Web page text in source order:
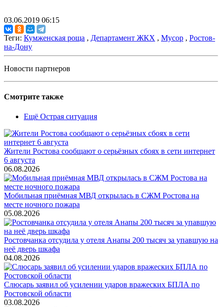
03.06.2019 06:15
Теги: Кумженская роща , Департамент ЖКХ , Мусор , Ростов-
на-Дону
Новости партнеров
Смотрите также
Ещё Острая ситуация
Жители Ростова сообщают о серьёзных сбоях в сети интернет
6 августа
06.08.2026
Мобильная приёмная МВД открылась в СЖМ Ростова на
месте ночного пожара
05.08.2026
Ростовчанка отсудила у отеля Анапы 200 тысяч за упавшую на
неё дверь шкафа
04.08.2026
Слюсарь заявил об усилении ударов вражеских БПЛА по
Ростовской области
03.08.2026